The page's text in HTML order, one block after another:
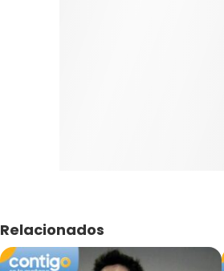
Relacionados